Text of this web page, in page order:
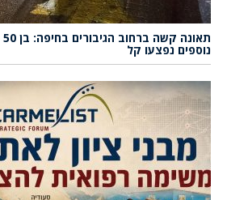
נוספים נפצעו קל